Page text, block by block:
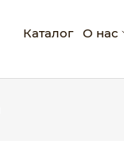
Каталог О нас
О